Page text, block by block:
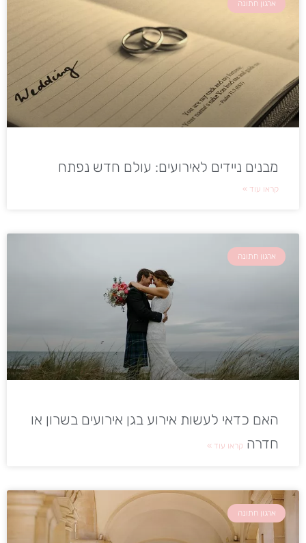
ארגון חתונה
מבנים ניידים לאירועים: עולם חדש נפתח
קראו עוד »
ארגון חתונה
האם כדאי לעשות אירוע בגן אירועים בשרון או
חדרה קראו עוד »
ארגון חתונה